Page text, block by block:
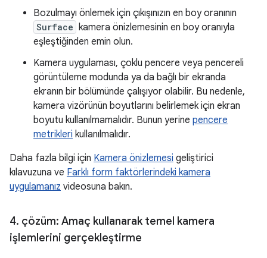
Bozulmayı önlemek için çıkışınızın en boy oranının
Surface kamera önizlemesinin en boy oranıyla
eşleştiğinden emin olun.
Kamera uygulaması, çoklu pencere veya pencereli
görüntüleme modunda ya da bağlı bir ekranda
ekranın bir bölümünde çalışıyor olabilir. Bu nedenle,
kamera vizörünün boyutlarını belirlemek için ekran
boyutu kullanılmamalıdır. Bunun yerine pencere
metrikleri kullanılmalıdır.
Daha fazla bilgi için Kamera önizlemesi geliştirici
kılavuzuna ve Farklı form faktörlerindeki kamera
uygulamanız videosuna bakın.
4. çözüm: Amaç kullanarak temel kamera
işlemlerini gerçekleştirme